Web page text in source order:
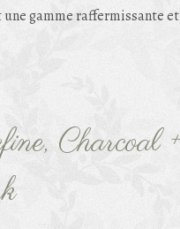
une gamme raffermissante
Charcoal